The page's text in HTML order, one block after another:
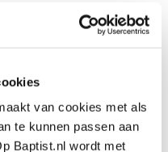
van cookies met als
te kunnen passen aan
Baptist.nl wordt met
65 mm Ø 19 mm